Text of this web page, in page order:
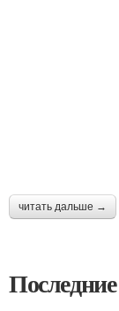
читать дальше →